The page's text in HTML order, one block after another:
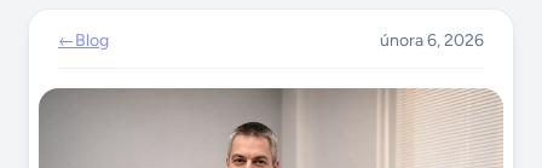
←Blog února 6, 2026